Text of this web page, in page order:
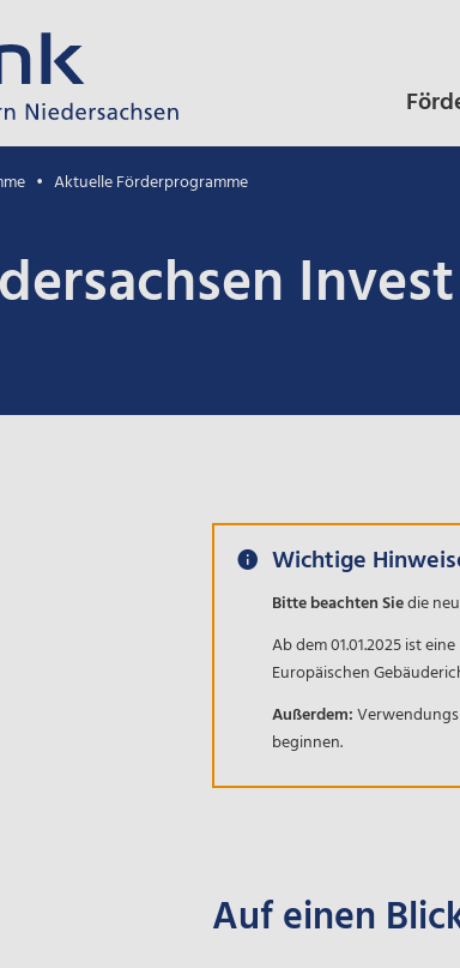
Aktuelle Förderprogramme
Wichtige
Bitte beachten Siedie
Ab dem 01.01.2025 ist
Europäischen
Außerdem:
beginnen.
Auf einen